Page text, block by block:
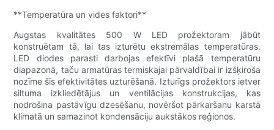
**Temperatūra un vides faktori**
Augstas kvalitātes 500 W LED prožektoram jābūt
konstruētam tā, lai tas izturētu ekstremālas temperatūras.
LED diodes parasti darbojas efektīvi plašā temperatūru
diapazonā, taču armatūras termiskajai pārvaldībai ir izšķiroša
nozīme šīs efektivitātes uzturēšanā. Izturīgs prožektors ietver
siltuma izkliedētājus un ventilācijas konstrukcijas, kas
nodrošina pastāvīgu dzesēšanu, novēršot pārkaršanu karstā
klimatā un samazinot kondensāciju aukstākos reģionos.